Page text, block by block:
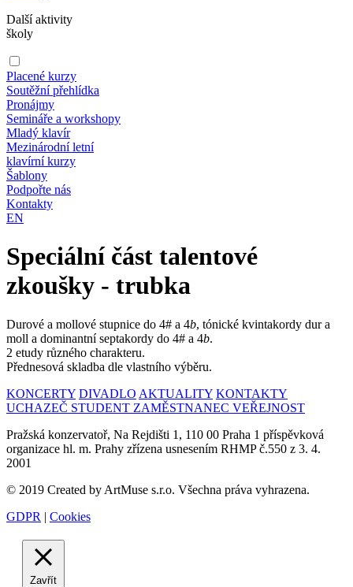
Další aktivity
školy
Placené kurzy
Soutěžní přehlídka
Pronájmy
Semináře a workshopy
Mladý klavír
Mezinárodní letní
klavírní kurzy
Šablony
Podpořte nás
Kontakty
EN
Speciální část talentové
zkoušky - trubka
Durové a mollové stupnice do 4# a 4b, tónické kvintakordy dur a
moll a dominantní septakordy do 4# a 4b.
2 etudy různého charakteru.
Přednesová skladba dle vlastního výběru.
KONCERTY DIVADLO AKTUALITY KONTAKTY
UCHAZEČ STUDENT ZAMĚSTNANEC VEŘEJNOST
Pražská konzervatoř, Na Rejdišti 1, 110 00 Praha 1 příspěvková
organizace hl. m. Prahy zřízena usnesením RHMP č.550 z 3. 4.
2001
© 2019 Created by ArtMuse s.r.o. Všechna práva vyhrazena.
GDPR | Cookies
Zavřít